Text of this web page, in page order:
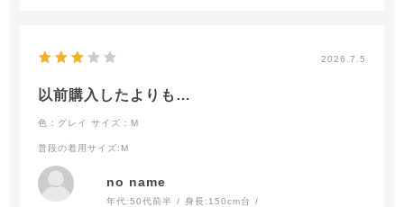
2026.7.5
以前購入したよりも…
色：グレイ サイズ：M
普段の着用サイズ:M
no name
年代:50代前半 身長: 150cm台